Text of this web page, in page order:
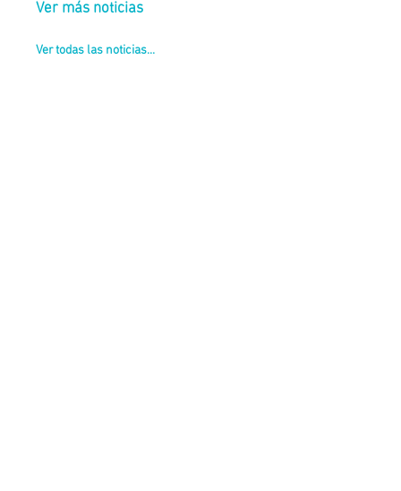
Ver más noticias
Ver todas las noticias...